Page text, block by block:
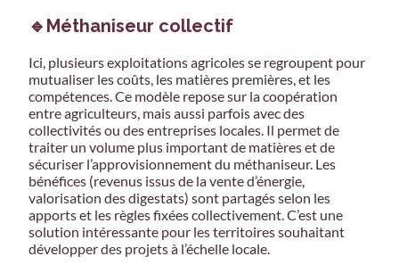
🔹Méthaniseur collectif
Ici, plusieurs exploitations agricoles se regroupent pour
mutualiser les coûts, les matières premières, et les
compétences. Ce modèle repose sur la coopération
entre agriculteurs, mais aussi parfois avec des
collectivités ou des entreprises locales. Il permet de
traiter un volume plus important de matières et de
sécuriser l’approvisionnement du méthaniseur. Les
bénéfices (revenus issus de la vente d’énergie,
valorisation des digestats) sont partagés selon les
apports et les règles fixées collectivement. C’est une
solution intéressante pour les territoires souhaitant
développer des projets à l’échelle locale.